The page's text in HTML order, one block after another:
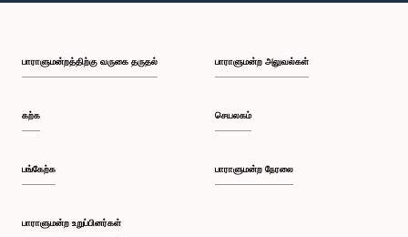
பாராளுமன்றத்திற்கு வருகை தருதல்
கற்க
பங்கேற்க
பாராளுமன்ற உறுப்பினர்கள்
பாராளுமன்ற அலுவல்கள்
செயலகம்
பாராளுமன்ற நேரலை